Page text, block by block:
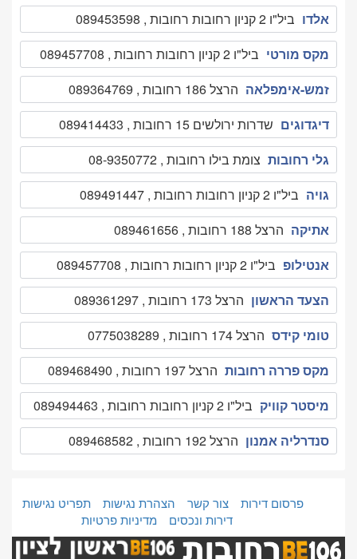
אלדו ביל"ו 2 קניון רחובות רחובות , 089453598
מקס מורטי ביל"ו 2 קניון רחובות רחובות , 089457708
זמש-אימפלאה הרצל 186 רחובות , 089364769
דיגדוגים שדרות ירולשים 15 רחובות , 089414433
גלי רחובות צומת בילו רחובות , 08-9350772
גויה ביל"ו 2 קניון רחובות רחובות , 089491447
אתיקה הרצל 188 רחובות , 089461656
אנטילופ ביל"ו 2 קניון רחובות רחובות , 089457708
הצעד הראשון הרצל 173 רחובות , 089361297
טומי קידס הרצל 174 רחובות , 0775038289
מקס פררה רחובות הרצל 197 רחובות , 089468490
מיסטר קוויק ביל"ו 2 קניון רחובות רחובות , 089494463
סנדרליה אמנון הרצל 192 רחובות , 089468582
פרסום דירות צור קשר הצהרת נגישות
תפריט נגישות
דירות ונכסים
מדיניות פרטיות